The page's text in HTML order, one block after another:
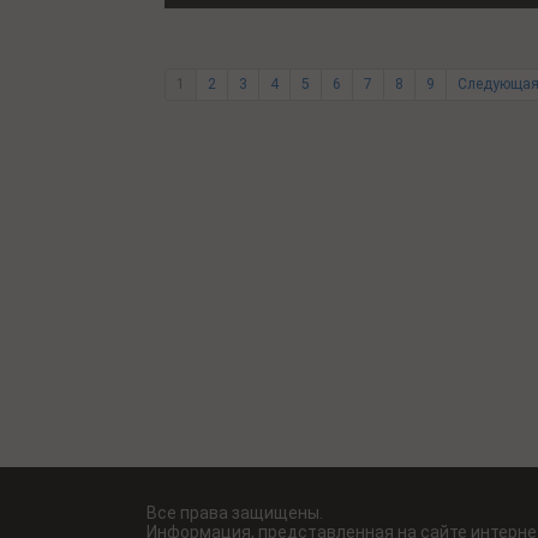
1 2 3 4 5 6 7 8 9
Все права защищены.
Информация, представленная на сайте